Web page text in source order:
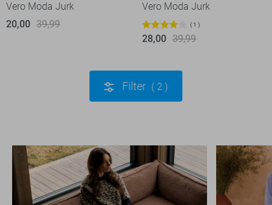
Vero Moda Jurk
20,00 39,99
Vero Moda Jurk
1
28,00 39,99
Filter 2